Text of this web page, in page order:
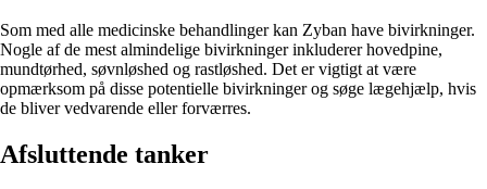
Som med alle medicinske behandlinger kan Zyban have bivirkninger.
Nogle af de mest almindelige bivirkninger inkluderer hovedpine,
mundtørhed, søvnløshed og rastløshed. Det er vigtigt at være
opmærksom på disse potentielle bivirkninger og søge lægehjælp, hvis
de bliver vedvarende eller forværres.
Afsluttende tanker